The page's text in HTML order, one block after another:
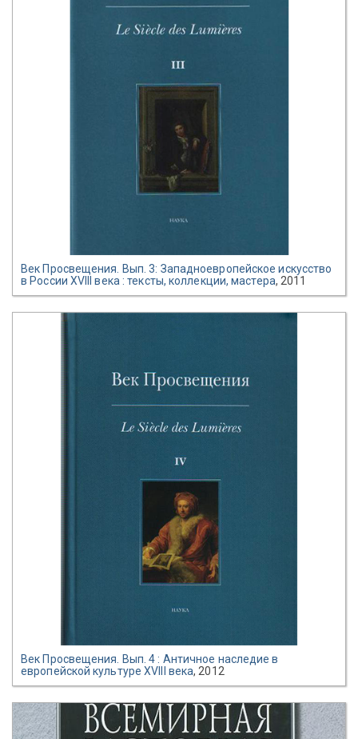
Век Просвещения. Вып. 3: Западноевропейское искусство
в России XVIII века : тексты, коллекции, мастера, 2011
Век Просвещения. Вып. 4 : Античное наследие в
европейской культуре XVIII века, 2012